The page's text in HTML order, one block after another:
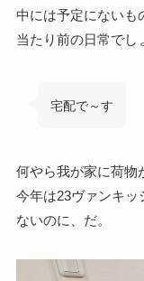
中には予定にないも
当たり前の日常でし
宅配で～す
何やら我が家に荷物
今年は23ヴァンキッ
ないのに、だ。